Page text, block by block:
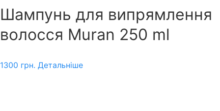
Шампунь для випрямлення
волосся Muran 250 ml
1300 грн. Детальніше